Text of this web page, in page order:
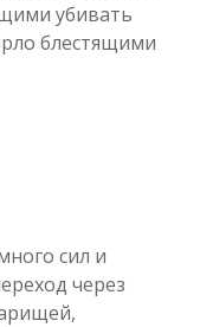
убивать
блестящими
сил и
через